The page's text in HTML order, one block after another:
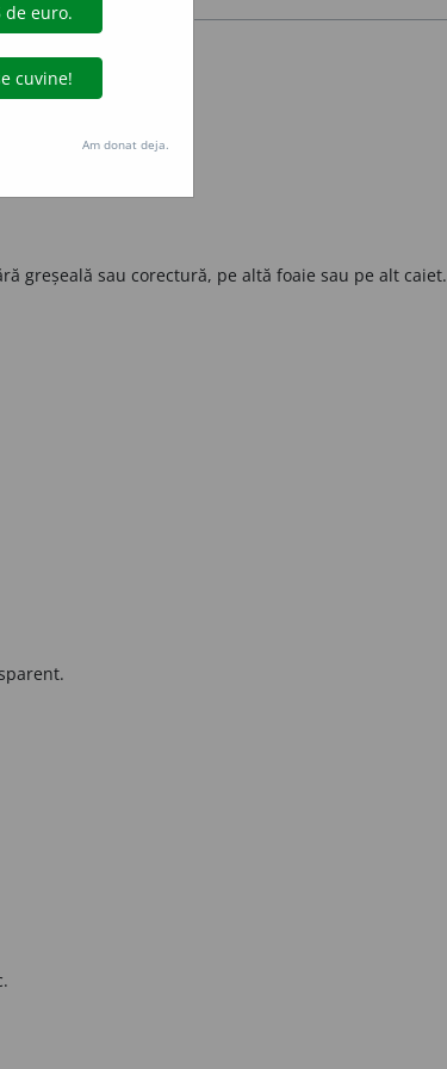
greșeală sau corectură, pe altă foaie sau pe alt caiet.
Am donat deja.